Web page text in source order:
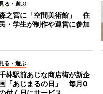
見る・遊ぶ
之宮に「空間美術館」 住
・学生が制作や運営に参加
見る・遊ぶ
林駅前あじな商店街が新企
「あじまるの日」 毎月0